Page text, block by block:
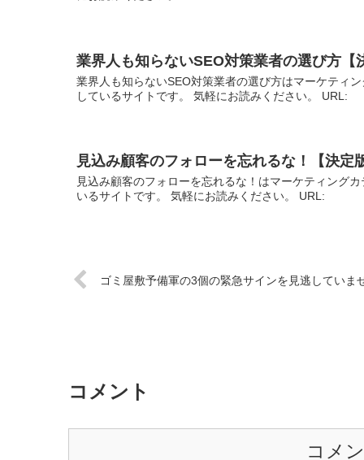
業界人も知らないSEO対策業者の選び方【
業界人も知らないSEO対策業者の選び方はマーケティ
しているサイトです。 気軽にお読みください。 URL:
見込み顧客のフォローを忘れるな！【決定
見込み顧客のフォローを忘れるな！はマーケティング
いるサイトです。 気軽にお読みください。 URL:
ゴミ屋敷予備軍の3個の緊急サインを見逃していま
コメント
コメ